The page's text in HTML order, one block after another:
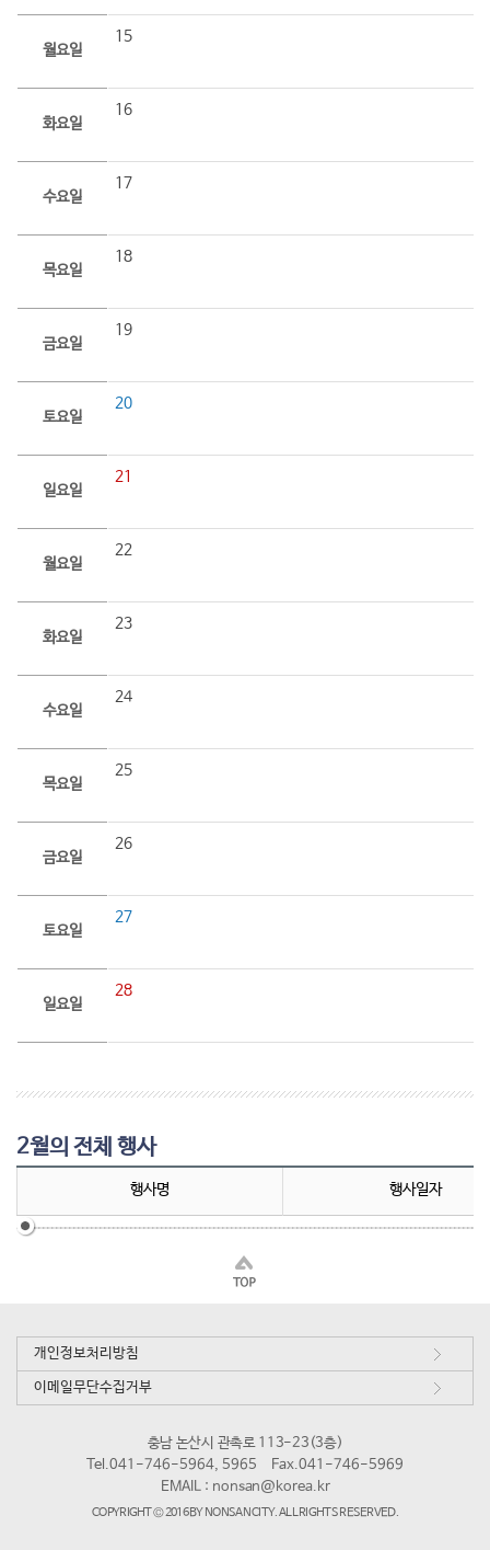
월요일
15
화요일
16
수요일
17
목요일
18
금요일
19
토요일
20
일요일
21
월요일
22
화요일
23
수요일
24
목요일
25
금요일
26
토요일
27
일요일
28
2월의 전체 행사
행사명 행사일자
개인정보처리방침
이메일무단수집거부
충남 논산시 관촉로 113-23(3층)
Tel.041-746-5964, 5965
Fax.041-746-5969
EMAIL : nonsan@korea.kr
COPYRIGHT © 2016 BY NONSAN CITY. ALL RIGHTS RESERVED.